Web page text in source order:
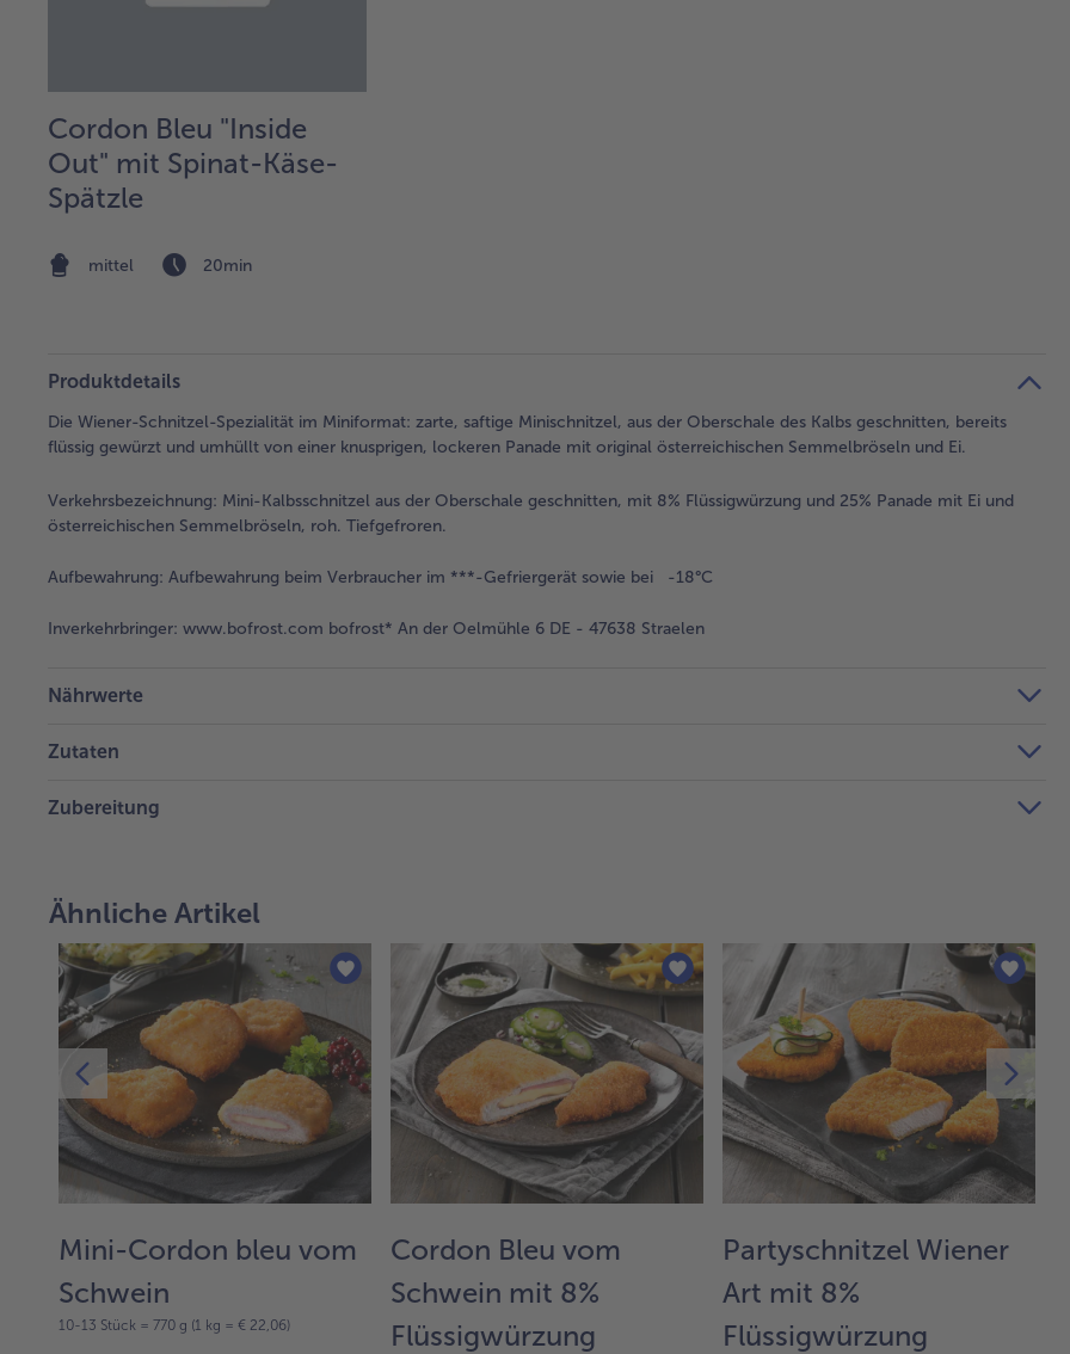
Cordon Bleu "Inside
Out" mit Spinat-Käse-
Spätzle
mittel 20min
Produktdetails
Die Wiener-Schnitzel-Spezialität im Miniformat: zarte, saftige Minischnitzel, aus der Oberschale des Kalbs geschnitten, bereits
flüssig gewürzt und umhüllt von einer knusprigen, lockeren Panade mit original österreichischen Semmelbröseln und Ei.
Verkehrsbezeichnung: Mini-Kalbsschnitzel aus der Oberschale geschnitten, mit 8% Flüssigwürzung und 25% Panade mit Ei und
österreichischen Semmelbröseln, roh. Tiefgefroren.
Aufbewahrung: Aufbewahrung beim Verbraucher im ***-Gefriergerät sowie bei -18°C
Inverkehrbringer: www.bofrost.com bofrost* An der Oelmühle 6 DE - 47638 Straelen
Nährwerte
Zutaten
Zubereitung
Ähnliche Artikel
Mini-Cordon bleu vom
Schwein
10-13 Stück = 770 g (1 kg = € 22,06)
Cordon Bleu vom
Schwein mit 8%
Flüssigwürzung
Partyschnitzel Wiener
Art mit 8%
Flüssigwürzung